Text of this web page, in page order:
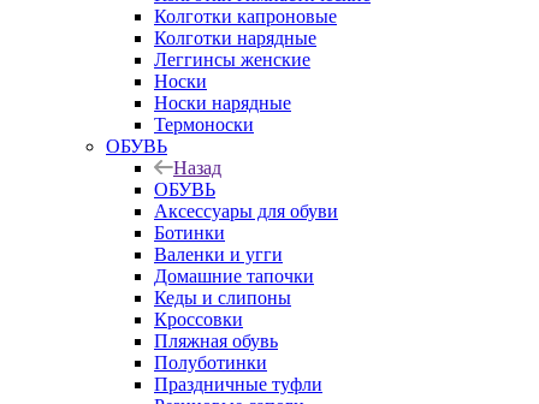
Колготки капроновые
Колготки нарядные
Леггинсы женские
Носки
Носки нарядные
Термоноски
ОБУВЬ
Назад
ОБУВЬ
Аксессуары для обуви
Ботинки
Валенки и угги
Домашние тапочки
Кеды и слипоны
Кроссовки
Пляжная обувь
Полуботинки
Праздничные туфли